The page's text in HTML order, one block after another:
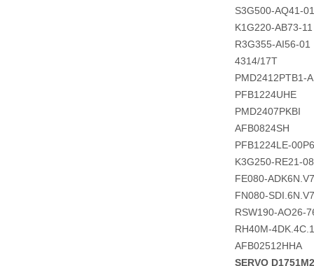
S3G500-AQ41-01
K1G220-AB73-11
R3G355-AI56-01
4314/17T
PMD2412PTB1-A
PFB1224UHE
PMD2407PKBI
AFB0824SH
PFB1224LE-00P6
K3G250-RE21-08
FE080-ADK6N.V7
FN080-
RSW190-AO26-
RH40M-
AFB02512HHA
SERVO